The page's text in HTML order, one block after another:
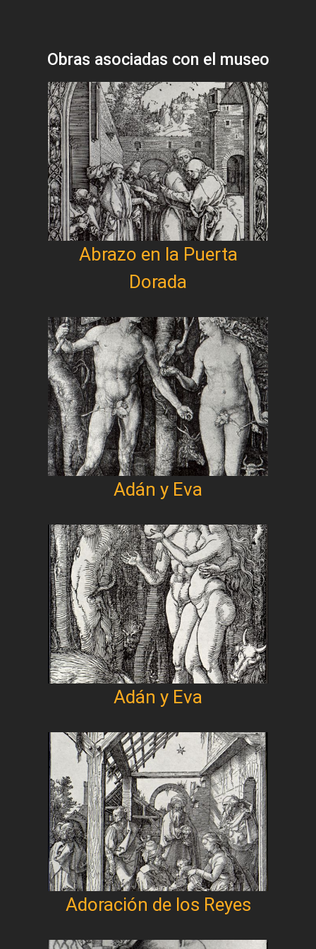
Obras asociadas con el museo
Abrazo en la Puerta
Dorada
Adán y Eva
Adán y Eva
Adoración de los Reyes